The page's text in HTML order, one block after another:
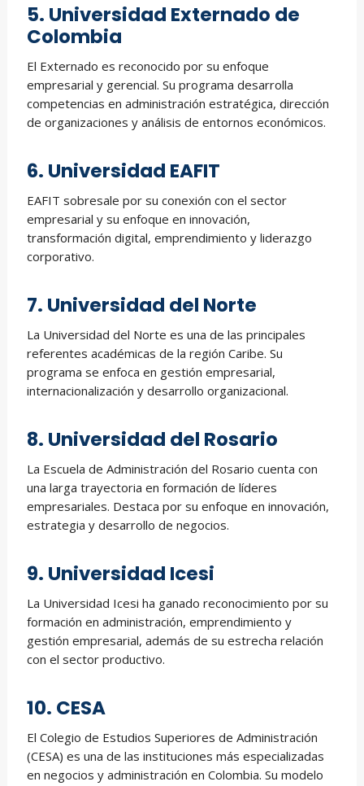
5. Universidad Externado de
Colombia
El Externado es reconocido por su enfoque
empresarial y gerencial. Su programa desarrolla
competencias en administración estratégica, dirección
de organizaciones y análisis de entornos económicos.
6. Universidad EAFIT
EAFIT sobresale por su conexión con el sector
empresarial y su enfoque en innovación,
transformación digital, emprendimiento y liderazgo
corporativo.
7. Universidad del Norte
La Universidad del Norte es una de las principales
referentes académicas de la región Caribe. Su
programa se enfoca en gestión empresarial,
internacionalización y desarrollo organizacional.
8. Universidad del Rosario
La Escuela de Administración del Rosario cuenta con
una larga trayectoria en formación de líderes
empresariales. Destaca por su enfoque en innovación,
estrategia y desarrollo de negocios.
9. Universidad Icesi
La Universidad Icesi ha ganado reconocimiento por su
formación en administración, emprendimiento y
gestión empresarial, además de su estrecha relación
con el sector productivo.
10. CESA
El Colegio de Estudios Superiores de Administración
(CESA) es una de las instituciones más especializadas
en negocios y administración en Colombia. Su modelo